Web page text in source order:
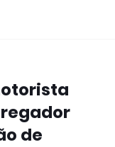
de